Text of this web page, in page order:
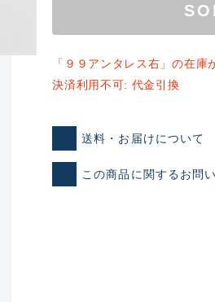
新古品（メーカー問屋から
「９９アンタレス右」の在庫
決済利用不可: 代金引換
送料・お届けについて
この商品に関するお問